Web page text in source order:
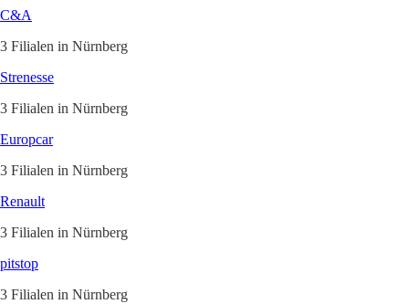
C&A
3 Filialen in Nürnberg
Strenesse
3 Filialen in Nürnberg
Europcar
3 Filialen in Nürnberg
Renault
3 Filialen in Nürnberg
pitstop
3 Filialen in Nürnberg